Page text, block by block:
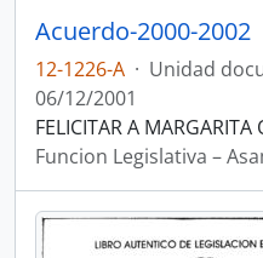
Acuerdo-2000-2002
12-1226-A · Unidad
06/12/2001
FELICITAR A
Funcion Legislativa –